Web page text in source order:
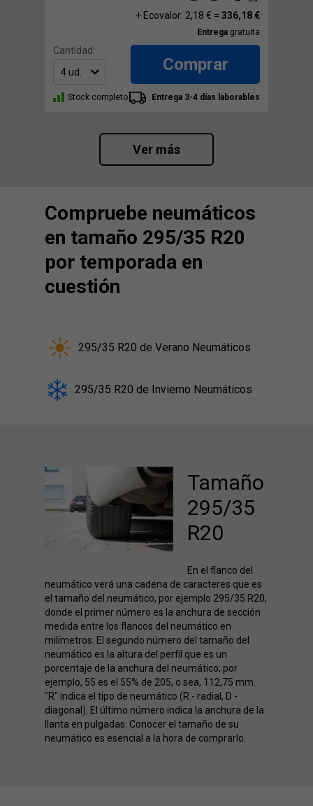
+ Ecovalor: 2,18 € = 336,18 €
Entrega gratuita
Cantidad:
Comprar
Stock completo Entrega 3-4 días laborables
Ver más
Compruebe neumáticos
en tamaño 295/35 R20
por temporada en
cuestión
295/35 R20 de Verano Neumáticos
295/35 R20 de Invierno Neumáticos
Tamaño
295/35
R20
En el flanco del
neumático verá una cadena de caracteres que es
el tamaño del neumático, por ejemplo 295/35 R20,
donde el primer número es la anchura de sección
medida entre los flancos del neumático en
milímetros. El segundo número del tamaño del
neumático es la altura del perfil que es un
porcentaje de la anchura del neumático; por
ejemplo, 55 es el 55% de 205, o sea, 112,75 mm.
"R" indica el tipo de neumático (R - radial, D -
diagonal). El último número indica la anchura de la
llanta en pulgadas. Conocer el tamaño de su
neumático es esencial a la hora de comprarlo.